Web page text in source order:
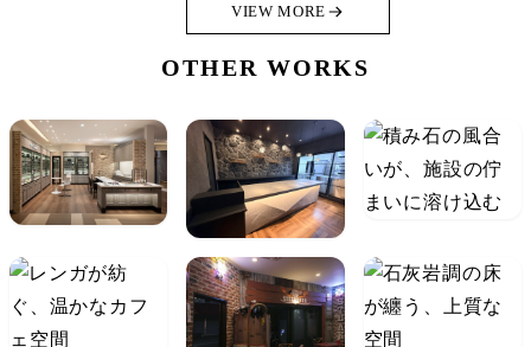
VIEW MORE
OTHER WORKS